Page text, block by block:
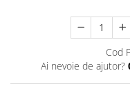
Cod
Ai nevoie de ajutor?